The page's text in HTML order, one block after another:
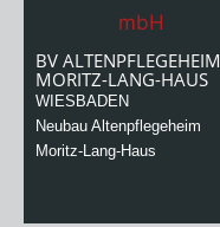
BV ALTENPFLEGEHEIM
MORITZ-LANG-HAUS
WIESBADEN
Neubau Altenpflegeheim
Moritz-Lang-Haus